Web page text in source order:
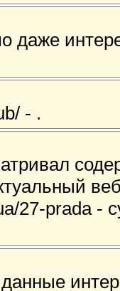
даже
- .
27-prada -